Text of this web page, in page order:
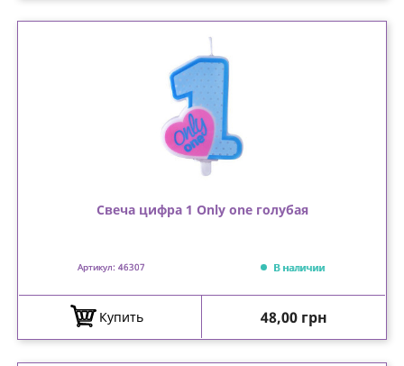
Свеча цифра 1 Only one голубая
Артикул: 46307 В наличии
Купить Цена
48,00 грн